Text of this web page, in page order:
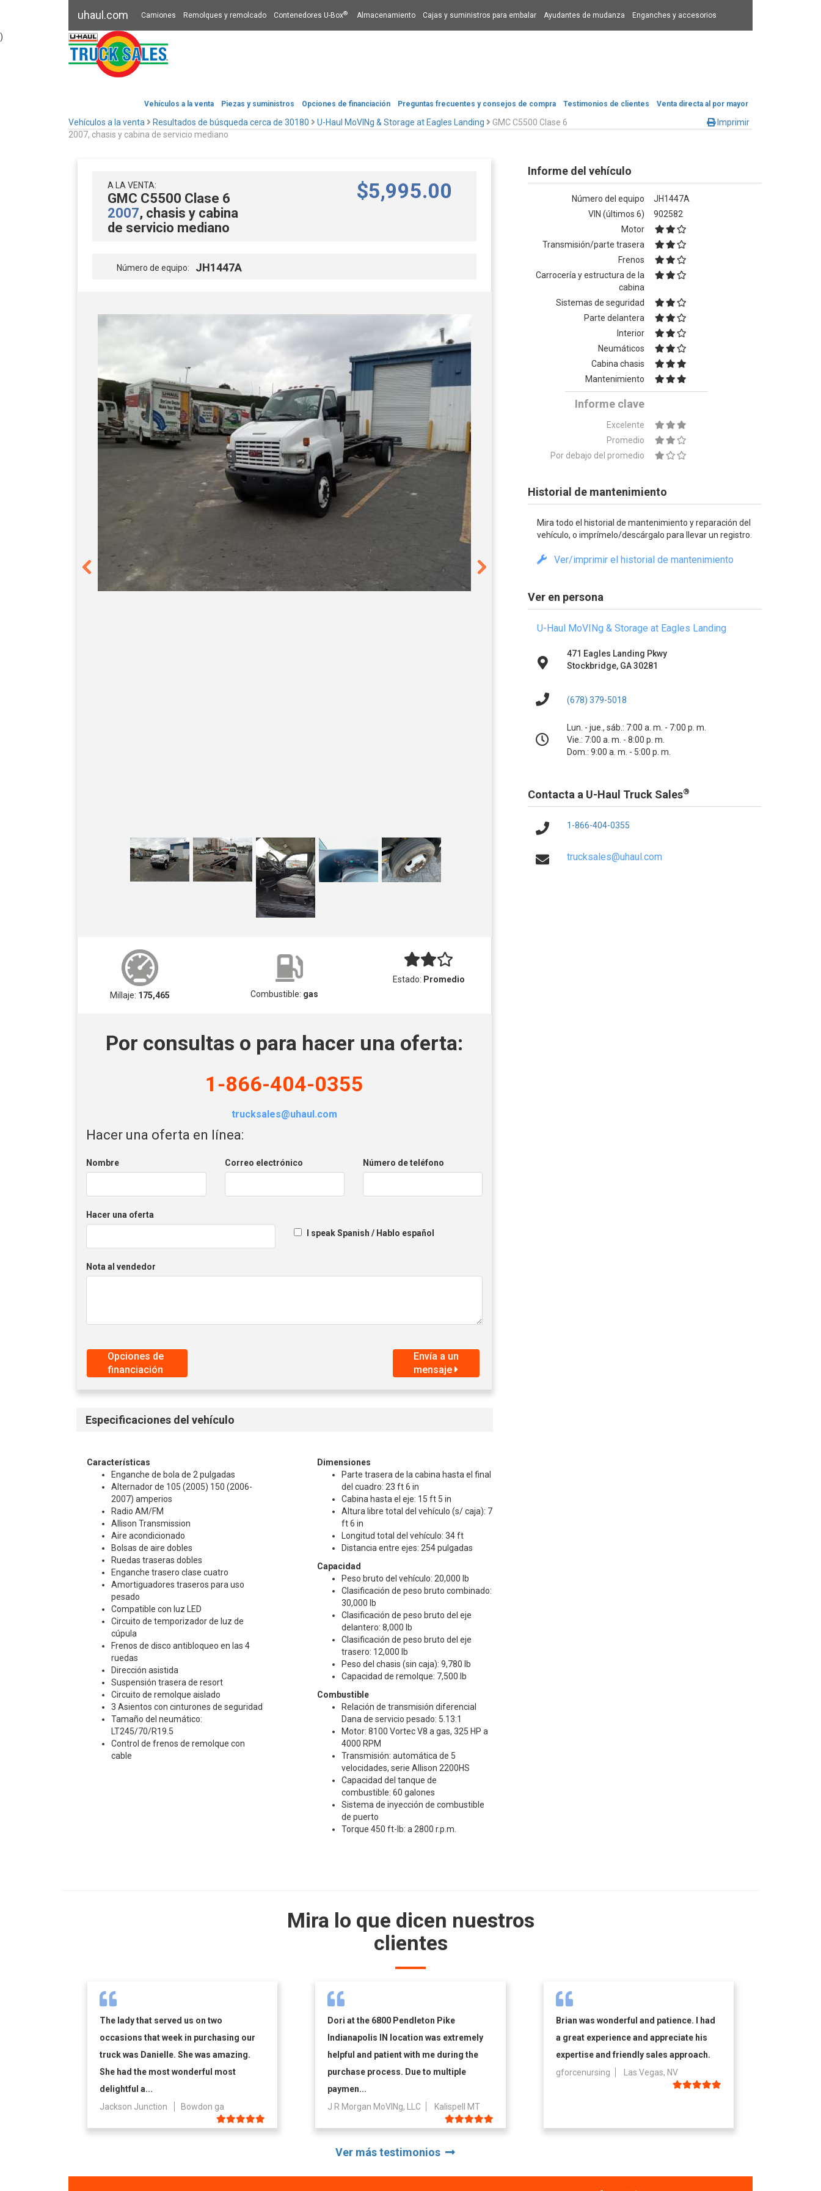
uhaul.com Camiones Remolques y remolcado Contenedores U-Box® Almacenamiento Cajas y suministros para embalar Ayudantes de mudanza Enganches y accesorios
Vehículos a la venta Piezas y suministros Opciones de financiación​​​​​​​ Preguntas frecuentes y consejos de compra Testimonios de clientes Venta directa al por mayor
)
Vehículos a la venta Resultados de búsqueda cerca de 30180 U-Haul MoVINg & Storage at Eagles Landing
GMC C5500 Clase 6
2007, chasis y cabina de servicio mediano
Imprimir
A LA VENTA:
GMC C5500 Clase 6
2007, chasis y cabina
de servicio mediano
$5,995.00
Número de equipo: JH1447A
Millaje: 175,465 Combustible: gas
Estado: Promedio
Por consultas o para hacer una oferta:
1-866-404-0355
trucksales@uhaul.com
Hacer una oferta en línea:
Nombre Correo electrónico Número de teléfono
Hacer una oferta
I speak Spanish / Hablo español
Nota al vendedor
Opciones de
financiación​​​​​​​
Envía a un
mensaje
Especificaciones del vehículo
Características
Enganche de bola de 2 pulgadas
Alternador de 105 (2005) 150 (2006-
2007) amperios
Radio AM/FM
Allison Transmission
Aire acondicionado
Bolsas de aire dobles
Ruedas traseras dobles
Enganche trasero clase cuatro
Amortiguadores traseros para uso
pesado
Compatible con luz LED
Circuito de temporizador de luz de
cúpula
Frenos de disco antibloqueo en las 4
ruedas
Dirección asistida
Suspensión trasera de resort
Circuito de remolque aislado
3 Asientos con cinturones de seguridad
Tamaño del neumático:
LT245/70/R19.5
Control de frenos de remolque con
cable
Dimensiones
Parte trasera de la cabina hasta el final
del cuadro: 23 ft 6 in
Cabina hasta el eje: 15 ft 5 in
Altura libre total del vehículo (s/ caja): 7
ft 6 in
Longitud total del vehículo: 34 ft
Distancia entre ejes: 254 pulgadas
Capacidad
Peso bruto del vehículo: 20,000 lb
Clasificación de peso bruto combinado:
30,000 lb
Clasificación de peso bruto del eje
delantero: 8,000 lb
Clasificación de peso bruto del eje
trasero: 12,000 lb
Peso del chasis (sin caja): 9,780 lb
Capacidad de remolque: 7,500 lb
Combustible
Relación de transmisión diferencial
Dana de servicio pesado: 5.13:1
Motor: 8100 Vortec V8 a gas, 325 HP a
4000 RPM
Transmisión: automática de 5
velocidades, serie Allison 2200HS
Capacidad del tanque de
combustible: 60 galones
Sistema de inyección de combustible
de puerto
Torque 450 ft-lb: a 2800 r.p.m.
Informe del vehículo
Número del equipo
JH1447A
VIN (últimos 6)
902582
Motor
Transmisión/parte trasera
Frenos
Carrocería y estructura de la
cabina
Sistemas de seguridad
Parte delantera
Interior
Neumáticos
Cabina chasis
Mantenimiento
Informe clave
Excelente
Promedio
Por debajo del promedio
Historial de mantenimiento
Mira todo el historial de mantenimiento y reparación del
vehículo, o imprímelo/descárgalo para llevar un registro.
Ver/imprimir el historial de mantenimiento
Ver en persona
U-Haul MoVINg & Storage at Eagles Landing
471 Eagles Landing Pkwy
Stockbridge, GA 30281
(678) 379-5018
Lun. - jue., sáb.: 7:00 a. m. - 7:00 p. m.
Vie.: 7:00 a. m. - 8:00 p. m.
Dom.: 9:00 a. m. - 5:00 p. m.
Contacta a U-Haul Truck Sales®
1-866-404-0355
trucksales@uhaul.com
Mira lo que dicen nuestros
clientes
The lady that served us on two
occasions that week in purchasing our
truck was Danielle. She was amazing.
She had the most wonderful most
delightful a...
Jackson Junction
Bowdon ga
Dori at the 6800 Pendleton Pike
Indianapolis IN location was extremely
helpful and patient with me during the
purchase process. Due to multiple
paymen...
J R Morgan MoVINg, LLC
Kalispell MT
Brian was wonderful and patience. I had
a great experience and appreciate his
expertise and friendly sales approach.
gforcenursing
Las Vegas, NV
Ver más testimonios